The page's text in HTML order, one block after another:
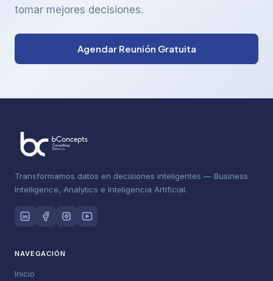
tomar mejores decisiones.
Agendar Reunión Gratuita
Transformamos datos en decisiones inteligentes — Business
Intelligence, Analytics e Inteligencia Artificial.
NAVEGACIÓN
Inicio